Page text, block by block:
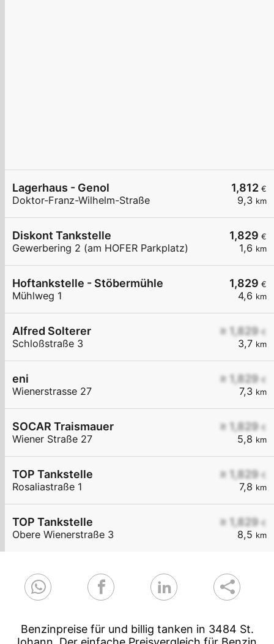
1,812 €
9,3 km
Lagerhaus - Genol
Doktor-Franz-Wilhelm-Straße
1,829 €
1,6 km
Diskont Tankstelle
Gewerbering 2 (am HOFER Parkplatz)
1,829 €
4,6 km
Hoftankstelle - Stöbermühle
Mühlweg 1
≥ 1,829 €
3,7 km
Alfred Solterer
Schloßstraße 3
≥ 1,829 €
7,3 km
eni
Wienerstrasse 27
≥ 1,829 €
5,8 km
SOCAR Traismauer
Wiener Straße 27
≥ 1,829 €
7,8 km
TOP Tankstelle
Rosaliastraße 1
≥ 1,829 €
8,5 km
TOP Tankstelle
Obere Wienerstraße 3
Benzinpreise für und billig tanken in 3484 St.